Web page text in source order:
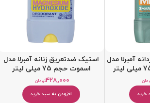
آمبرلا مدل
خرید
استيک ضدتعریق زنانه آمبرلا مدل
اسموت حجم 75 میلی لیتر
تومان۴۲۸,۰۰۰
افزودن به سبد خرید